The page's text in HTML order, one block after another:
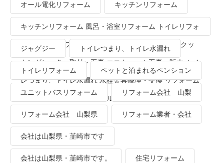
オール電化リフォーム キッチンリフォーム
キッチンリフォーム 風呂・浴室リフォーム トイレリフォ
ーム 洗面所リフォーム オール電化リフォーム ＩＨクッ
キングヒーター取付・工事 エコキュート工事・販売 トイ
レつまり、トイレ水漏れ 水栓金具修理・交換 リフォーム
業者・会社 ＴＯＴＯリモデルクラブ
ジャグジー トイレつまり、トイレ水漏れ
トイレリフォーム ペットと泊まれるペンション
ユニットバスリフォーム リフォーム会社 山梨
リフォーム会社 山梨県 リフォーム業者・会社
会社は山梨県・韮崎市です
会社は山梨県・韮崎市です。 住宅リフォーム